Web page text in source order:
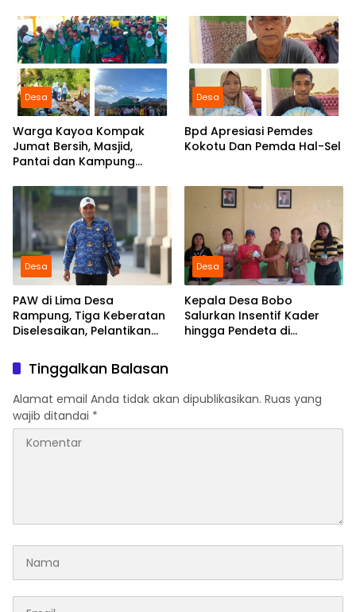
Komitmen Tingkatkan Gizi
Anak
Desa
Warga Kayoa Kompak
Jumat Bersih, Masjid,
Pantai dan Kampung
Desa
Bpd Apresiasi Pemdes
Kokotu Dan Pemda Hal-Sel
Desa
PAW di Lima Desa
Rampung, Tiga Keberatan
Diselesaikan, Pelantikan
Desa
Kepala Desa Bobo
Salurkan Insentif Kader
hingga Pendeta di
Tinggalkan Balasan
Alamat email Anda tidak akan dipublikasikan. Ruas yang
wajib ditandai *